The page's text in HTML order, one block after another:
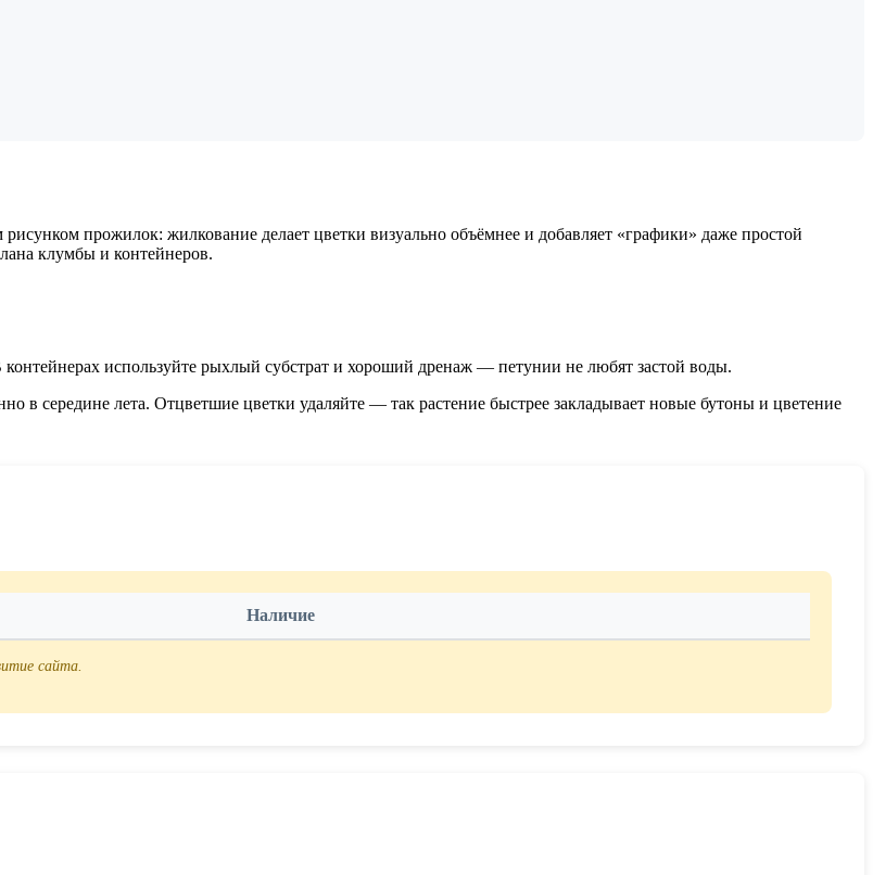
прожилок: жилкование делает цветки визуально объёмнее и добавляет «графики» даже простой
клумбы и контейнеров.
используйте рыхлый субстрат и хороший дренаж — петунии не любят застой воды.
в середине лета. Отцветшие цветки удаляйте — так растение быстрее закладывает новые бутоны и цветение
Наличие
сайта.